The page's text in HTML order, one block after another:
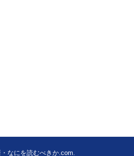
・なにを読むべきか.com